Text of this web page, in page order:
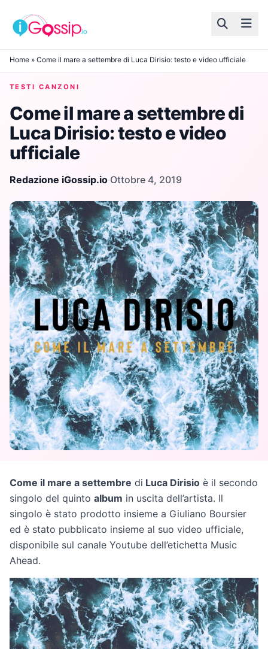
Skip to content
Home » Come il mare a settembre di Luca Dirisio: testo e video ufficiale
TESTI CANZONI
Come il mare a settembre di
Luca Dirisio: testo e video
ufficiale
Redazione iGossip.io·Ottobre 4, 2019
Come il mare a settembre di Luca Dirisio è il secondo
singolo del quinto album in uscita dell’artista. Il
singolo è stato prodotto insieme a Giuliano Boursier
ed è stato pubblicato insieme al suo video ufficiale,
disponibile sul canale Youtube dell’etichetta Music
Ahead.